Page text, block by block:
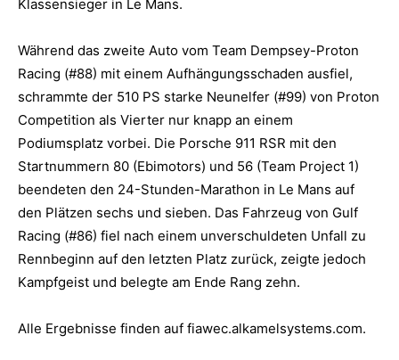
Klassensieger in Le Mans.
Während das zweite Auto vom Team Dempsey-Proton
Racing (#88) mit einem Aufhängungsschaden ausfiel,
schrammte der 510 PS starke Neunelfer (#99) von Proton
Competition als Vierter nur knapp an einem
Podiumsplatz vorbei. Die Porsche 911 RSR mit den
Startnummern 80 (Ebimotors) und 56 (Team Project 1)
beendeten den 24-Stunden-Marathon in Le Mans auf
den Plätzen sechs und sieben. Das Fahrzeug von Gulf
Racing (#86) fiel nach einem unverschuldeten Unfall zu
Rennbeginn auf den letzten Platz zurück, zeigte jedoch
Kampfgeist und belegte am Ende Rang zehn.
Alle Ergebnisse finden auf fiawec.alkamelsystems.com.